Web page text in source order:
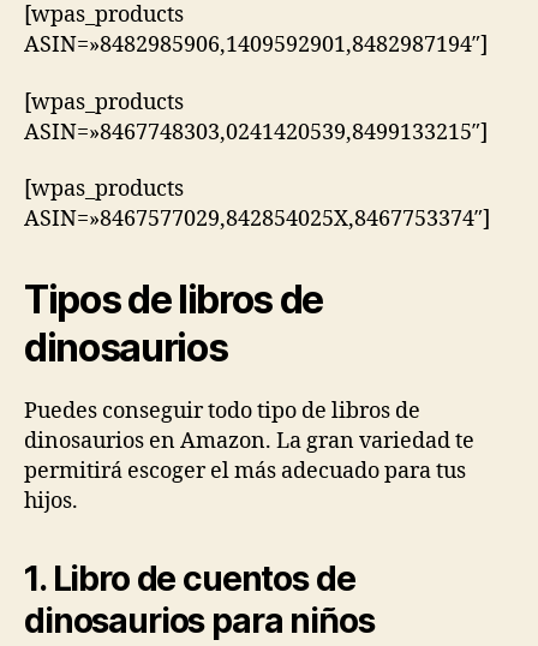
[wpas_products
ASIN=»8482985906,1409592901,8482987194″]
[wpas_products
ASIN=»8467748303,0241420539,8499133215″]
[wpas_products
ASIN=»8467577029,842854025X,8467753374″]
Tipos de libros de
dinosaurios
Puedes conseguir todo tipo de libros de
dinosaurios en Amazon. La gran variedad te
permitirá escoger el más adecuado para tus
hijos.
1. Libro de cuentos de
dinosaurios para niños